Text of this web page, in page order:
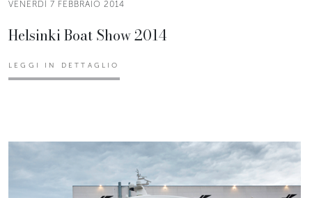
VENERDÌ 7 FEBBRAIO 2014
Helsinki Boat Show 2014
LEGGI IN DETTAGLIO